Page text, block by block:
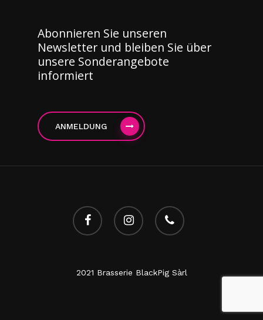
Abonnieren Sie unseren
Newsletter und bleiben Sie über
unsere Sonderangebote
informiert
ANMELDUNG
facebook instagram Telefon
2021 Brasserie BlackPig Sàrl